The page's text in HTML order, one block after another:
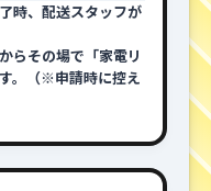
時、配送スタッフが
らその場で「家電リ
。（※申請時に控え